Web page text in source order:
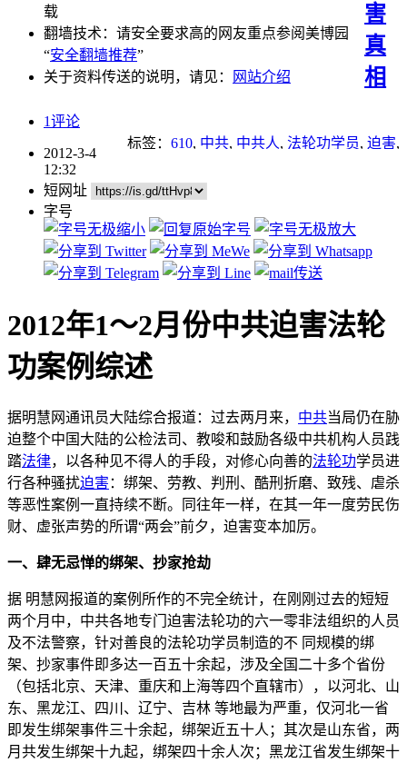
载
翻墙技术：请安全要求高的网友重点参阅美博园
“安全翻墙推荐”
关于资料传送的说明，请见：
网站介绍
害
真
相
1评论
标签： 610, 中共, 中共人, 法轮功学员, 迫害,
2012-3-4
12:32
短网址
字号
2012年1～2月份中共迫害法轮
功案例综述
据明慧网通讯员大陆综合报道：过去两月来， 中共当局仍在胁
迫整个中国大陆的公检法司、教唆和鼓励各级中共机构人员践
踏法律，以各种见不得人的手段，对修心向善的法轮功学员进
行各种骚扰迫害 ：绑架、劳教、判刑、酷刑折磨、致残、虐杀
等恶性案例一直持续不断。同往年一样，在其一年一度劳民伤
财、虚张声势的所谓“两会”前夕，迫害变本加厉。
一、肆无忌惮的绑架、抄家抢劫
据 明慧网报道的案例所作的不完全统计，在刚刚过去的短短
两个月中，中共各地专门迫害法轮功的六一零非法组织的人员
及不法警察，针对善良的法轮功学员制造的不 同规模的绑
架、抄家事件即多达一百五十余起，涉及全国二十多个省份
（包括北京、天津、重庆和上海等四个直辖市），以河北、山
东、黑龙江、四川、辽宁、吉林 等地最为严重，仅河北一省
即发生绑架事件三十余起，绑架近五十人；其次是山东省，两
月共发生绑架十九起，绑架四十余人次；黑龙江省发生绑架十